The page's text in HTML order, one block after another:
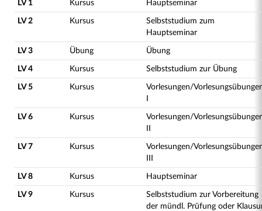
LV 1 Kursus Hauptseminar
LV 2 Kursus
Selbststudium zum
Hauptseminar
LV 3 Übung Übung
LV 4 Kursus Selbststudium zur Übung
LV 5 Kursus
Vorlesungen/
LV 6 Kursus
Vorlesungen/
LV 7 Kursus
Vorlesungen/
LV 8 Kursus Hauptseminar
LV 9 Kursus
Selbststudium zur Vorbereitung
der mündl. Prüfung oder